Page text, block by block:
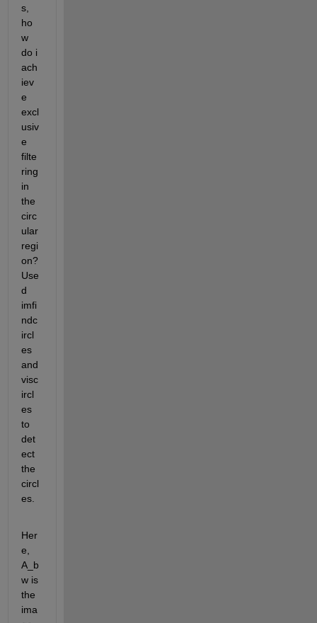
s,
ho
w
do i
ach
iev
e
excl
usiv
e
filte
ring
in
the
circ
ular
regi
on?
Use
d
imfi
ndc
ircl
es
and
visc
ircl
es
to
det
ect
the
circl
es.
Her
e,
A_b
w is
the
ima